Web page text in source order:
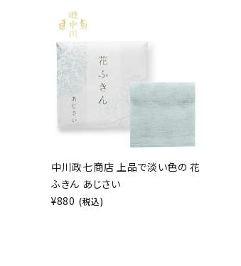
中川政七商店 上品で淡い色の 花
ふきん あじさい
¥880 (税込)